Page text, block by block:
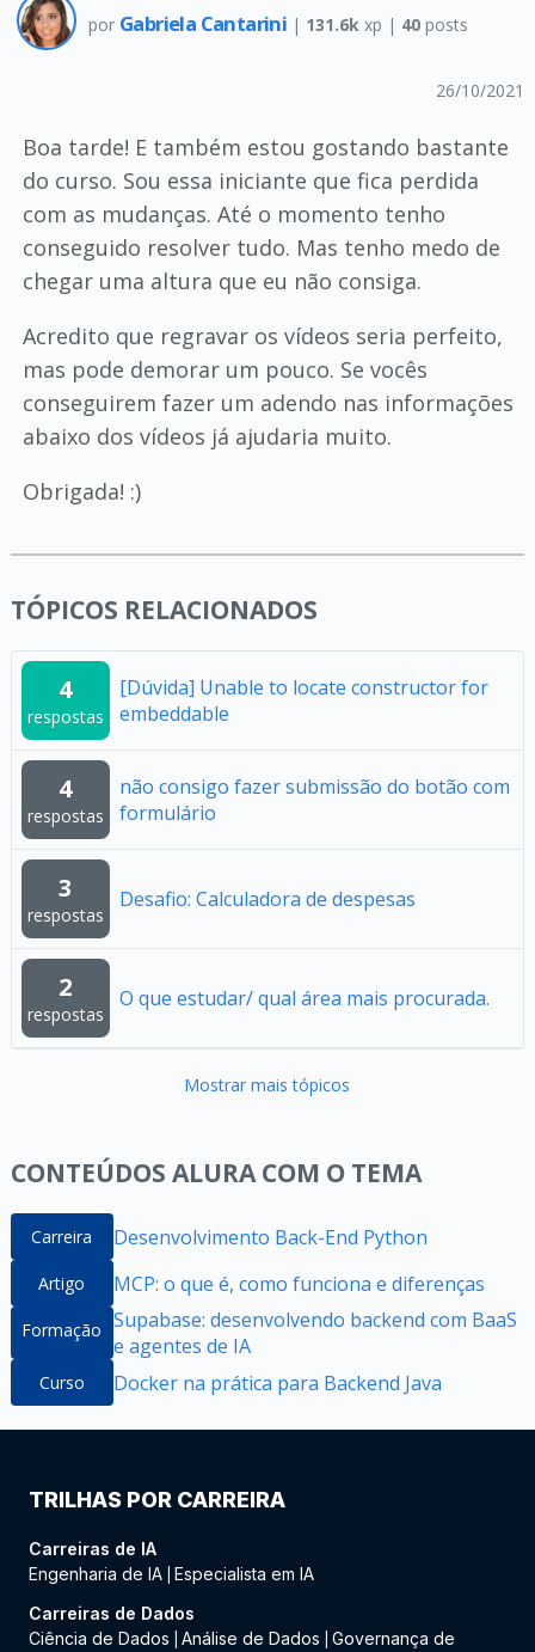
por Gabriela Cantarini | 131.6k xp | 40posts
26/10/2021
Boa tarde! E também estou gostando bastante
do curso. Sou essa iniciante que fica perdida
com as mudanças. Até o momento tenho
conseguido resolver tudo. Mas tenho medo de
chegar uma altura que eu não consiga.
Acredito que regravar os vídeos seria perfeito,
mas pode demorar um pouco. Se vocês
conseguirem fazer um adendo nas informações
abaixo dos vídeos já ajudaria muito.
Obrigada! :)
TÓPICOS RELACIONADOS
4
respostas
[Dúvida] Unable to locate constructor for
embeddable
4
respostas
não consigo fazer submissão do botão com
formulário
3
respostas
Desafio: Calculadora de despesas
2
respostas
O que estudar/ qual área mais procurada.
Mostrar mais tópicos
CONTEÚDOS ALURA COM O TEMA
Carreira Desenvolvimento Back-End Python
Artigo MCP: o que é, como funciona e diferenças
Formação Supabase: desenvolvendo backend com BaaS
e agentes de IA
Curso Docker na prática para Backend Java
TRILHAS POR CARREIRA
Carreiras de IA
Engenharia de IA Especialista em IA
Carreiras de Dados
Ciência de Dados
Análise de Dados
Governança de